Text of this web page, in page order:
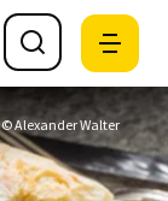
© Alexander Walter